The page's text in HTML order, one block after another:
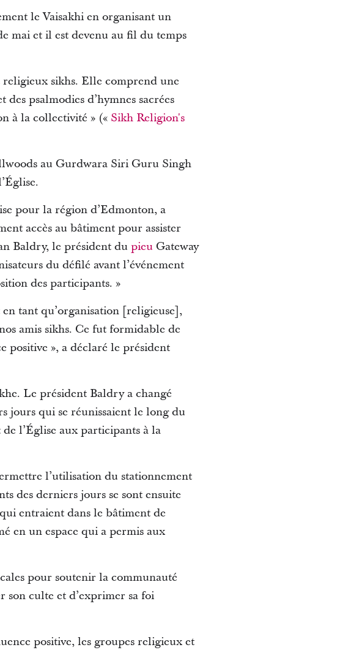
le Vaisakhi en organisant un
mai et il est devenu au fil du temps
sikhs. Elle comprend une
psalmodies d’hymnes sacrées
à la collectivité » (« Sikh Religion's
au Gurdwara Siri Guru Singh
pour la région d’Edmonton, a
accès au bâtiment pour assister
Baldry, le président du pieu Gateway
du défilé avant l’événement
des participants. »
tant qu’organisation [religieuse],
amis sikhs. Ce fut formidable de
positive », a déclaré le président
Le président Baldry a changé
jours qui se réunissaient le long du
l’Église aux participants à la
l’utilisation du stationnement
des derniers jours se sont ensuite
entraient dans le bâtiment de
en un espace qui a permis aux
pour soutenir la communauté
son culte et d’exprimer sa foi
positive, les groupes religieux et